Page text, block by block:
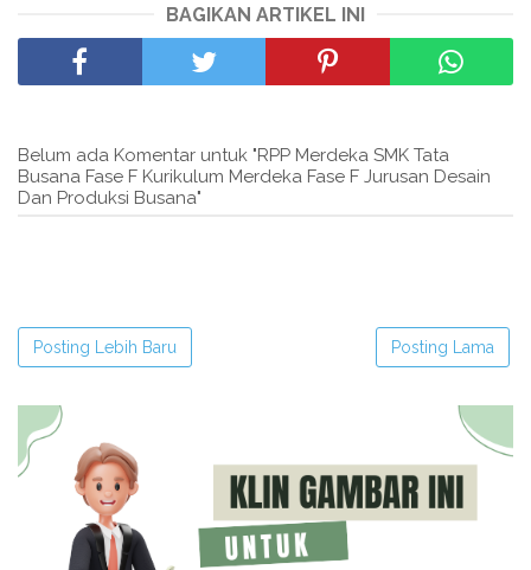
BAGIKAN ARTIKEL INI
Belum ada Komentar untuk "RPP Merdeka SMK Tata
Busana Fase F Kurikulum Merdeka Fase F Jurusan Desain
Dan Produksi Busana"
Posting Lebih Baru Posting Lama